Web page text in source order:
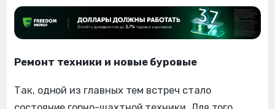
Ремонт техники и новые буровые
Так, одной из главных тем встреч стало